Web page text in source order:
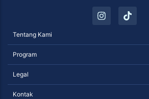
Tentang Kami
Program
Legal
Kontak